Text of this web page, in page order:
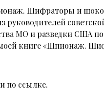
Шифраторы и
руководителей
МО и разведки США
книге «Шпионаж.
по ссылке.